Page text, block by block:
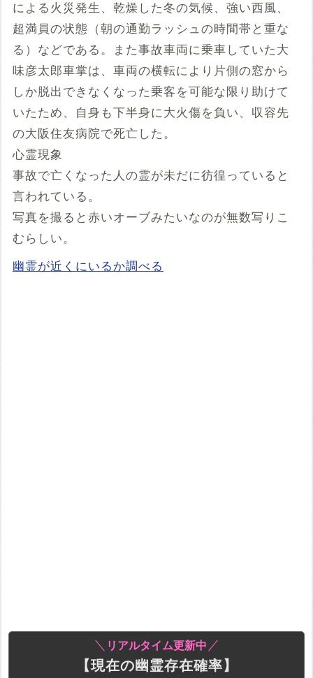
による火災発生、乾燥した冬の気候、強い西風、
超満員の状態（朝の通勤ラッシュの時間帯と重な
る）などである。また事故車両に乗車していた大
味彦太郎車掌は、車両の横転により片側の窓から
しか脱出できなくなった乗客を可能な限り助けて
いたため、自身も下半身に大火傷を負い、収容先
の大阪住友病院で死亡した。
心霊現象
事故で亡くなった人の霊が未だに彷徨っていると
言われている。
写真を撮ると赤いオーブみたいなのが無数写りこ
むらしい。
幽霊が近くにいるか調べる
リアルタイム更新中
【現在の幽霊存在確率】